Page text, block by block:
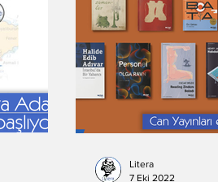
-Oylum Yılmaz Dergi -
-Doğuş Sarpkaya -Haziran
Hükümenoğlu -Seda Ateş
Litera
7 Eki 2022